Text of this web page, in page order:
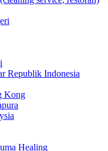
Republik Indonesia
Kong
Healing